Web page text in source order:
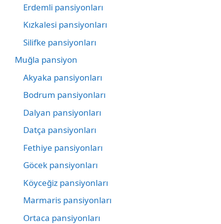
Erdemli pansiyonları
Kızkalesi pansiyonları
Silifke pansiyonları
Muğla pansiyon
Akyaka pansiyonları
Bodrum pansiyonları
Dalyan pansiyonları
Datça pansiyonları
Fethiye pansiyonları
Göcek pansiyonları
Köyceğiz pansiyonları
Marmaris pansiyonları
Ortaca pansiyonları